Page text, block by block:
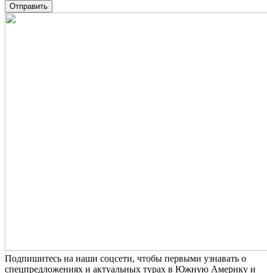
Подпишитесь на наши соцсети, чтобы первыми узнавать о
спецпредложениях и актуальных турах в Южную Америку и